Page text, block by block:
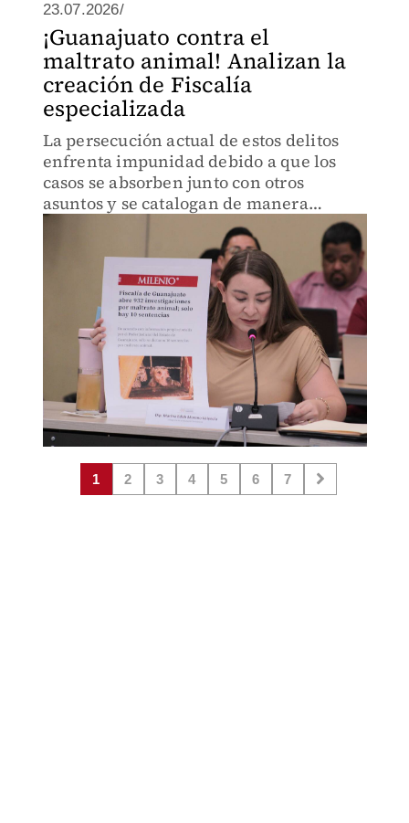
23.07.2026/
¡Guanajuato contra el
maltrato animal! Analizan la
creación de Fiscalía
especializada
La persecución actual de estos delitos
enfrenta impunidad debido a que los
casos se absorben junto con otros
asuntos y se catalogan de manera
sistemática como asuntos de baja
1 2 3 4 5 6 7